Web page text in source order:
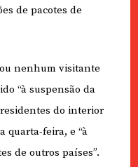
de pacotes de
nenhum visitante
“à suspensão da
do interior
quarta-feira, e “à
de outros países”.